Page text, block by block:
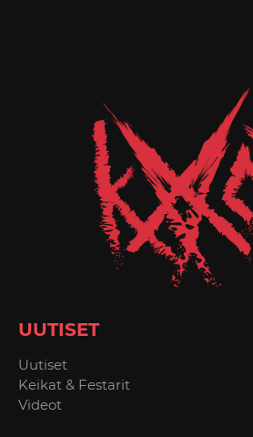
UUTISET
Uutiset
Keikat & Festarit
Videot